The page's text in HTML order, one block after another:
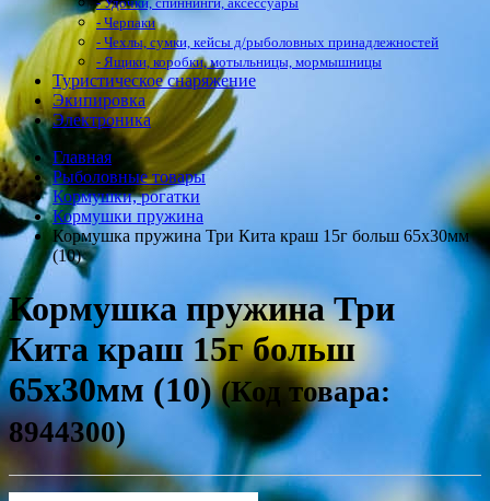
- Черпаки
- Чехлы, сумки, кейсы д/рыболовных принадлежностей
- Ящики, коробки, мотыльницы, мормышницы
Туристическое снаряжение
Экипировка
Электроника
Главная
Рыболовные товары
Кормушки, рогатки
Кормушки пружина
Кормушка пружина Три Кита краш 15г больш 65х30мм
(10)
Кормушка пружина Три
Кита краш 15г больш
65х30мм (10) (Код товара:
8944300)